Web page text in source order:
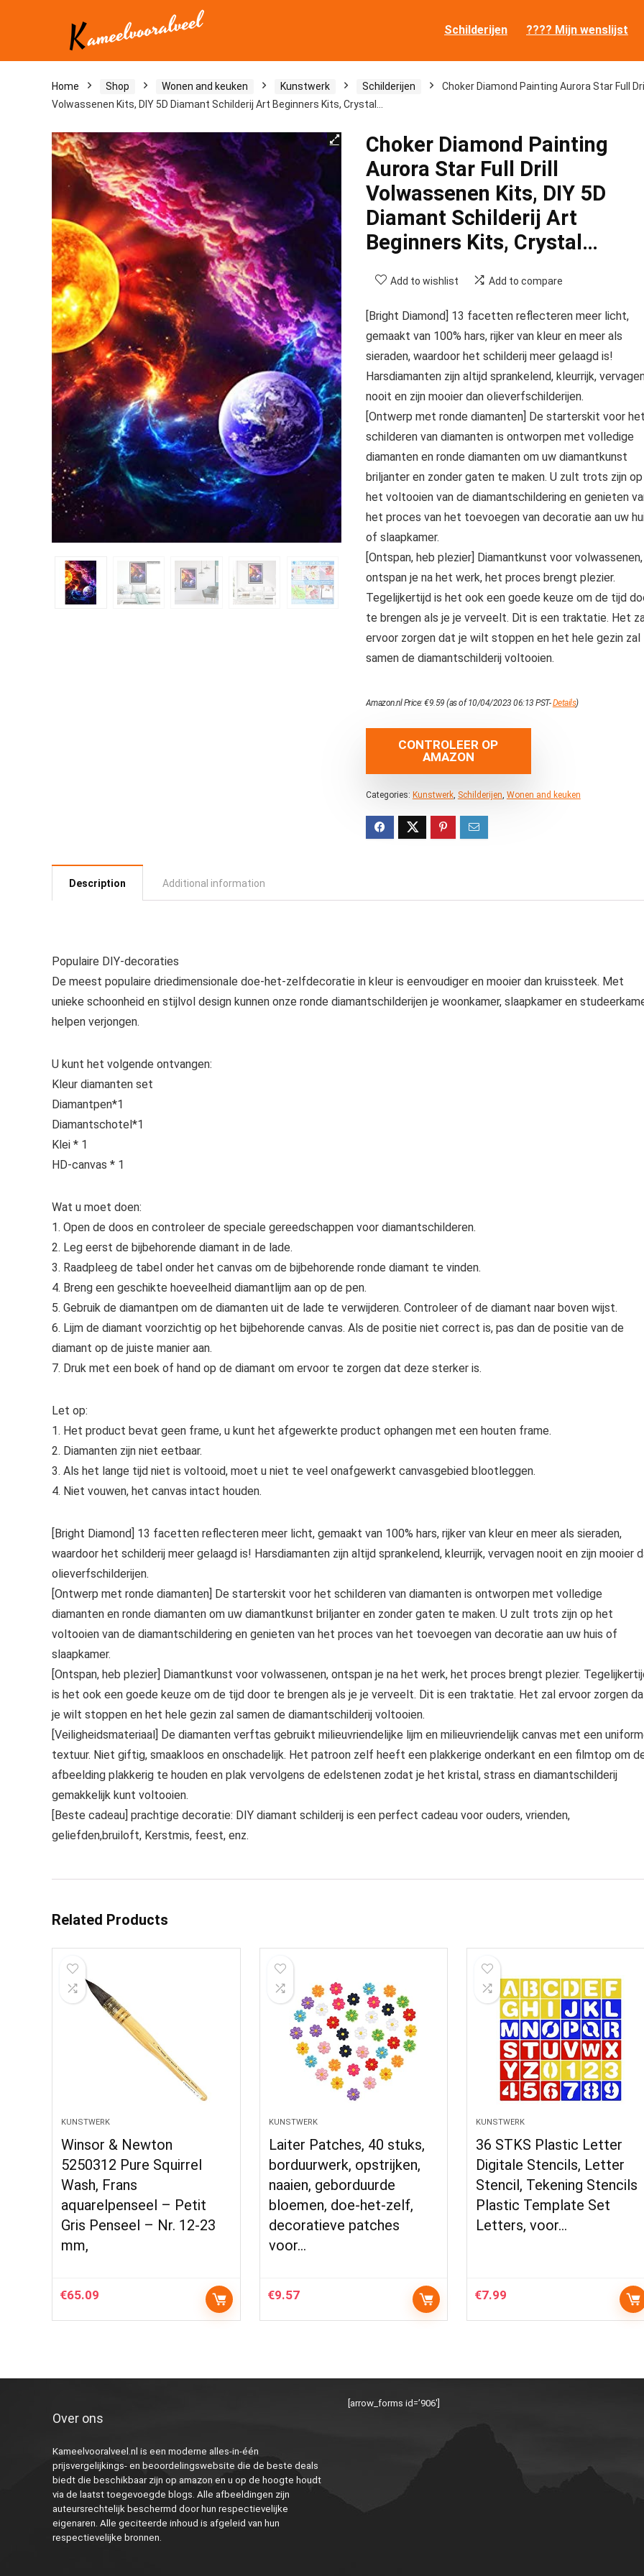
Schilderijen ???? Mijn wenslijst
Home Shop Wonen and keuken Kunstwerk Schilderijen
Choker Diamond Painting Aurora Star Full
Volwassenen Kits, DIY 5D Diamant Schilderij Art Beginners Kits, Crystal…
Choker Diamond Painting
Aurora Star Full Drill
Volwassenen Kits, DIY 5D
Diamant Schilderij Art
Beginners Kits, Crystal…
Add to wishlist Add to compare
[Bright Diamond] 13 facetten reflecteren meer licht,
gemaakt van 100% hars, rijker van kleur en meer als
sieraden, waardoor het schilderij meer gelaagd is!
Harsdiamanten zijn altijd sprankelend, kleurrijk,
nooit en zijn mooier dan olieverfschilderijen.
[Ontwerp met ronde diamanten] De starterskit voor
schilderen van diamanten is ontworpen met volledige
diamanten en ronde diamanten om uw diamantkunst
briljanter en zonder gaten te maken. U zult trots zijn op
het voltooien van de diamantschildering en genieten
het proces van het toevoegen van decoratie aan uw
of slaapkamer.
[Ontspan, heb plezier] Diamantkunst voor volwassenen,
ontspan je na het werk, het proces brengt plezier.
Tegelijkertijd is het ook een goede keuze om de tijd
te brengen als je je verveelt. Dit is een traktatie. Het
ervoor zorgen dat je wilt stoppen en het hele gezin zal
samen de diamantschilderij voltooien.
Amazon.nl Price:€9.59 (as of 10/04/2023 06:13 PST-Details)
CONTROLEER OP
AMAZON
Categories: Kunstwerk, Schilderijen, Wonen and keuken
Description Additional information
Populaire DIY-decoraties
De meest populaire driedimensionale doe-het-zelfdecoratie in kleur is eenvoudiger en mooier dan kruissteek. Met
unieke schoonheid en stijlvol design kunnen onze ronde diamantschilderijen je woonkamer, slaapkamer en
helpen verjongen.
U kunt het volgende ontvangen:
Kleur diamanten set
Diamantpen*1
Diamantschotel*1
Klei * 1
HD-canvas * 1
Wat u moet doen:
1. Open de doos en controleer de speciale gereedschappen voor diamantschilderen.
2. Leg eerst de bijbehorende diamant in de lade.
3. Raadpleeg de tabel onder het canvas om de bijbehorende ronde diamant te vinden.
4. Breng een geschikte hoeveelheid diamantlijm aan op de pen.
5. Gebruik de diamantpen om de diamanten uit de lade te verwijderen. Controleer of de diamant naar boven wijst.
6. Lijm de diamant voorzichtig op het bijbehorende canvas. Als de positie niet correct is, pas dan de positie van de
diamant op de juiste manier aan.
7. Druk met een boek of hand op de diamant om ervoor te zorgen dat deze sterker is.
Let op:
1. Het product bevat geen frame, u kunt het afgewerkte product ophangen met een houten frame.
2. Diamanten zijn niet eetbaar.
3. Als het lange tijd niet is voltooid, moet u niet te veel onafgewerkt canvasgebied blootleggen.
4. Niet vouwen, het canvas intact houden.
[Bright Diamond] 13 facetten reflecteren meer licht, gemaakt van 100% hars, rijker van kleur en meer als sieraden,
waardoor het schilderij meer gelaagd is! Harsdiamanten zijn altijd sprankelend, kleurrijk, vervagen nooit en zijn mooier
olieverfschilderijen.
[Ontwerp met ronde diamanten] De starterskit voor het schilderen van diamanten is ontworpen met volledige
diamanten en ronde diamanten om uw diamantkunst briljanter en zonder gaten te maken. U zult trots zijn op het
voltooien van de diamantschildering en genieten van het proces van het toevoegen van decoratie aan uw huis of
slaapkamer.
[Ontspan, heb plezier] Diamantkunst voor volwassenen, ontspan je na het werk, het proces brengt plezier.
is het ook een goede keuze om de tijd door te brengen als je je verveelt. Dit is een traktatie. Het zal ervoor zorgen
je wilt stoppen en het hele gezin zal samen de diamantschilderij voltooien.
[Veiligheidsmateriaal] De diamanten verftas gebruikt milieuvriendelijke lijm en milieuvriendelijk canvas met een
textuur. Niet giftig, smaakloos en onschadelijk. Het patroon zelf heeft een plakkerige onderkant en een filmtop om
afbeelding plakkerig te houden en plak vervolgens de edelstenen zodat je het kristal, strass en diamantschilderij
gemakkelijk kunt voltooien.
[Beste cadeau] prachtige decoratie: DIY diamant schilderij is een perfect cadeau voor ouders, vrienden,
geliefden,bruiloft, Kerstmis, feest, enz.
Related Products
KUNSTWERK
Winsor & Newton
5250312 Pure Squirrel
Wash, Frans
aquarelpenseel – Petit
Gris Penseel – Nr. 12-23
mm,
€65.09
KUNSTWERK
Laiter Patches, 40 stuks,
borduurwerk, opstrijken,
naaien, geborduurde
bloemen, doe-het-zelf,
decoratieve patches
voor…
€9.57
KUNSTWERK
36 STKS Plastic Letter
Digitale Stencils, Letter
Stencil, Tekening Stencils
Plastic Template Set
Letters, voor…
€7.99
Over ons
Kameelvooralveel.nl is een moderne alles-in-één
prijsvergelijkings- en beoordelingswebsite die de beste deals
biedt die beschikbaar zijn op amazon en u op de hoogte houdt
via de laatst toegevoegde blogs. Alle afbeeldingen zijn
auteursrechtelijk beschermd door hun respectievelijke
eigenaren. Alle geciteerde inhoud is afgeleid van hun
respectievelijke bronnen.
[arrow_forms id=’906′]